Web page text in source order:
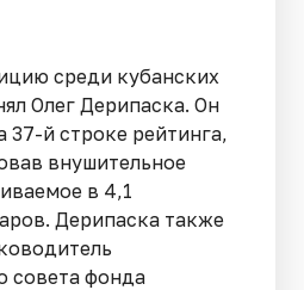
среди кубанских
Олег Дерипаска. Он
37-й строке рейтинга,
внушительное
в 4,1
Дерипаска также
совета фонда